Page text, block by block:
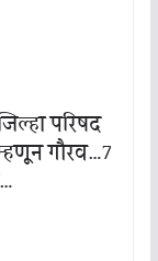
परिषद
गौरव…7